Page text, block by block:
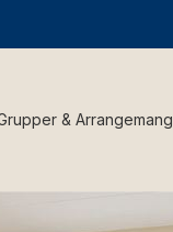
& Arrangemang